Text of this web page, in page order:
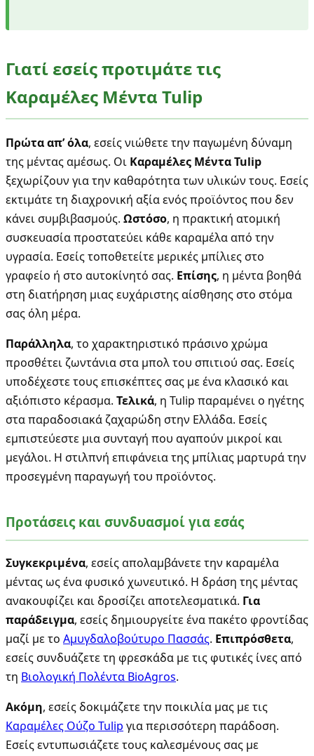
Γιατί εσείς προτιμάτε τις
Καραμέλες Μέντα Tulip
Πρώτα απ’ όλα, εσείς νιώθετε την παγωμένη δύναμη
της μέντας αμέσως. Οι Καραμέλες Μέντα Tulip
ξεχωρίζουν για την καθαρότητα των υλικών τους. Εσείς
εκτιμάτε τη διαχρονική αξία ενός προϊόντος που δεν
κάνει συμβιβασμούς. Ωστόσο, η πρακτική ατομική
συσκευασία προστατεύει κάθε καραμέλα από την
υγρασία. Εσείς τοποθετείτε μερικές μπίλιες στο
γραφείο ή στο αυτοκίνητό σας. Επίσης, η μέντα βοηθά
στη διατήρηση μιας ευχάριστης αίσθησης στο στόμα
σας όλη μέρα.
Παράλληλα, το χαρακτηριστικό πράσινο χρώμα
προσθέτει ζωντάνια στα μπολ του σπιτιού σας. Εσείς
υποδέχεστε τους επισκέπτες σας με ένα κλασικό και
αξιόπιστο κέρασμα. Τελικά, η Tulip παραμένει ο ηγέτης
στα παραδοσιακά ζαχαρώδη στην Ελλάδα. Εσείς
εμπιστεύεστε μια συνταγή που αγαπούν μικροί και
μεγάλοι. Η στιλπνή επιφάνεια της μπίλιας μαρτυρά την
προσεγμένη παραγωγή του προϊόντος.
Προτάσεις και συνδυασμοί για εσάς
Συγκεκριμένα, εσείς απολαμβάνετε την καραμέλα
μέντας ως ένα φυσικό χωνευτικό. Η δράση της μέντας
ανακουφίζει και δροσίζει αποτελεσματικά. Για
παράδειγμα, εσείς δημιουργείτε ένα πακέτο φροντίδας
μαζί με το Αμυγδαλοβούτυρο Πασσάς. Επιπρόσθετα,
εσείς συνδυάζετε τη φρεσκάδα με τις φυτικές ίνες από
τη Βιολογική Πολέντα BioAgros.
Ακόμη, εσείς δοκιμάζετε την ποικιλία μας με τις
Καραμέλες Ούζο Tulip για περισσότερη παράδοση.
Εσείς εντυπωσιάζετε τους καλεσμένους σας με